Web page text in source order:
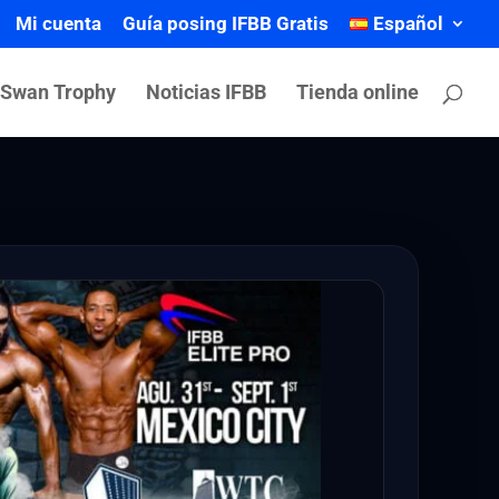
Mi cuenta Guía posing IFBB Gratis Español
Trophy Noticias IFBB Tienda online